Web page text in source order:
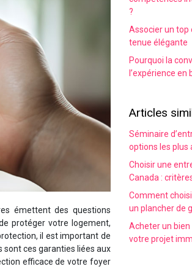
émettent des questions
protéger votre logement,
il est important de
sont ces garanties liées aux
efficace de votre foyer
?
Associer un top
tenue élégante
Pourquoi la
l’expérience en
Articles
Séminaire
options les plus
Choisir une
Canada :
Comment
un plancher de
Acheter un bien
votre projet